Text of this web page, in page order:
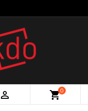
 shopping_cart0
×
×
une liste d'envies
×
des produits
Connexion